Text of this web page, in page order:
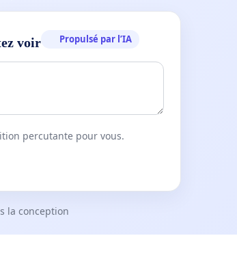
voir Propulsé par l’IA
percutante pour vous.
la conception